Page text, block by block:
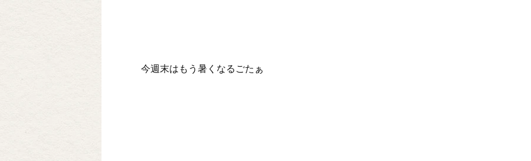
今週末はもう暑くなるごたぁ